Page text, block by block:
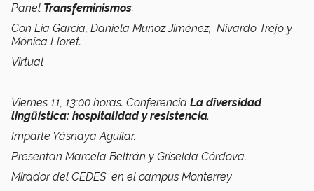
Panel Transfeminismos.
Con Lia García, Daniela Muñoz Jiménez, Nivardo Trejo y
Mónica Lloret.
Virtual
Viernes 11, 13:00 horas. Conferencia La diversidad
lingüística: hospitalidad y resistencia.
Imparte Yásnaya Aguilar.
Presentan Marcela Beltrán y Griselda Córdova.
Mirador del CEDES en el campus Monterrey